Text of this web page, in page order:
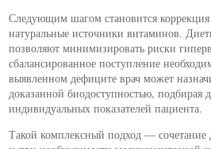
Следующим шагом становится
натуральные источники витаминов.
позволяют минимизировать риски
сбалансированное поступление
выявленном дефиците врач может
доказанной биодоступностью, подбирая
индивидуальных показателей пациента.
Такой комплексный подход — сочетание